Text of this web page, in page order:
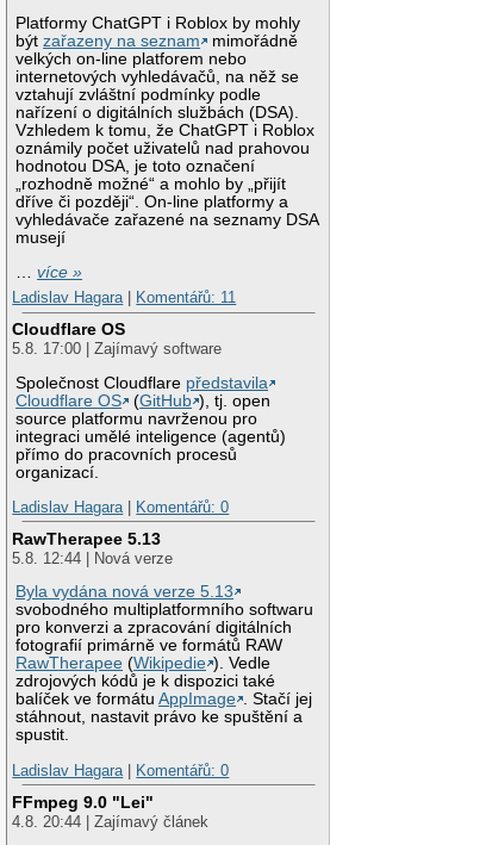
Platformy ChatGPT i Roblox by mohly
býtzařazeny na seznam
mimořádně
velkých on-line platforem nebo
internetových vyhledávačů, na něž se
vztahují zvláštní podmínky podle
nařízení o digitálních službách (DSA).
Vzhledem k tomu, že ChatGPT i Roblox
oznámily počet uživatelů nad prahovou
hodnotou DSA, je toto označení
„rozhodně možné“ a mohlo by „přijít
dříve či později“. On-line platformy a
vyhledávače zařazené na seznamy DSA
musejí
…více »
Ladislav Hagara| Komentářů: 11
Cloudflare OS
5.8. 17:00 | Zajímavý software
Společnost Cloudflare představila
Cloudflare OS
(GitHub ), tj. open
source platformu navrženou pro
integraci umělé inteligence (agentů)
přímo do pracovních procesů
organizací.
Ladislav Hagara| Komentářů: 0
RawTherapee 5.13
5.8. 12:44 | Nová verze
Byla vydána nová verze 5.13
svobodného multiplatformního softwaru
pro konverzi a zpracování digitálních
fotografií primárně ve formátů RAW
RawTherapee (Wikipedie ). Vedle
zdrojových kódů je k dispozici také
balíček ve formátuAppImage . Stačí jej
stáhnout, nastavit právo ke spuštění a
spustit.
Ladislav Hagara| Komentářů: 0
FFmpeg 9.0 "Lei"
4.8. 20:44 | Zajímavý článek